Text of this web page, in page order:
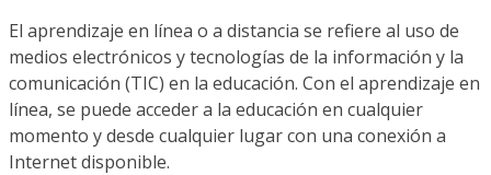
El aprendizaje en línea o a distancia se refiere al uso de
medios electrónicos y tecnologías de la información y la
comunicación (TIC) en la educación. Con el aprendizaje en
línea, se puede acceder a la educación en cualquier
momento y desde cualquier lugar con una conexión a
Internet disponible.